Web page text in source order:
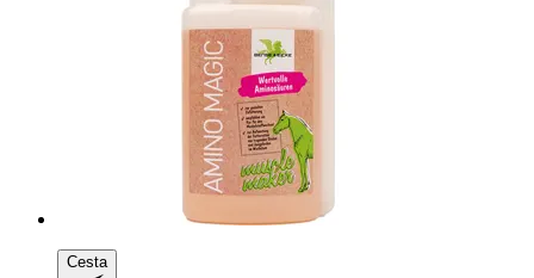
Cesta